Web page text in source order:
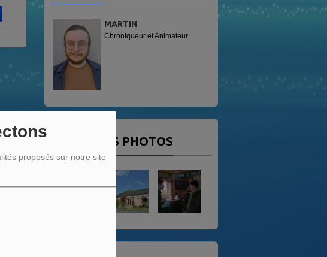
proposés sur notre site
MARTIN
Chroniqueur et Animateur
DERNIÈRES PHOTOS